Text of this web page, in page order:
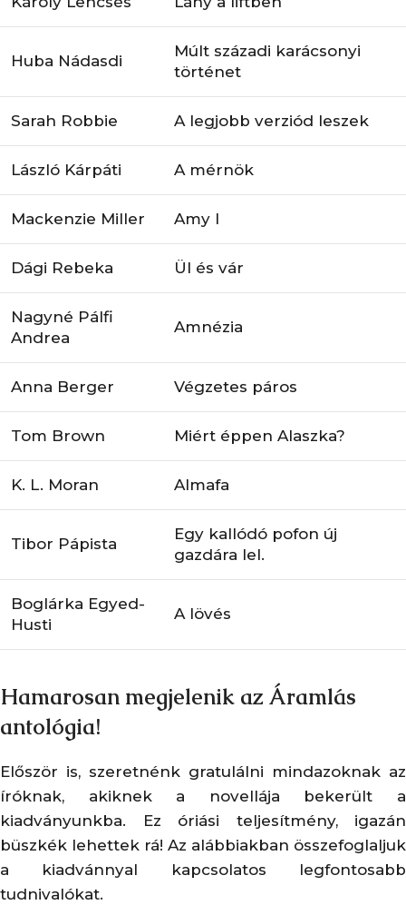
Huba Nádasdi
Múlt századi karácsonyi
történet
Sarah Robbie A legjobb verziód leszek
László Kárpáti A mérnök
Mackenzie Miller Amy I
Dági Rebeka Ül és vár
Nagyné Pálfi
Andrea
Amnézia
Anna Berger Végzetes páros
Tom Brown Miért éppen Alaszka?
K. L. Moran Almafa
Tibor Pápista
Egy kallódó pofon új
gazdára lel.
Boglárka Egyed-
Husti
A lövés
Hamarosan megjelenik az Áramlás
antológia!
Először is, szeretnénk gratulálni mindazoknak az
íróknak, akiknek a novellája bekerült a
kiadványunkba. Ez óriási teljesítmény, igazán
büszkék lehettek rá! Az alábbiakban összefoglaljuk
a kiadvánnyal kapcsolatos legfontosabb
tudnivalókat.